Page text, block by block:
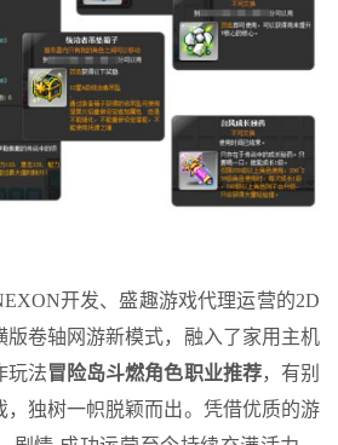
开发、盛趣游戏代理运营的2D
版卷轴网游新模式，融入了家用主机
玩法冒险岛斗燃角色职业推荐，有别
，独树一帜脱颖而出。凭借优质的游